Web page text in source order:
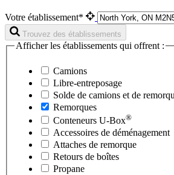
Votre établissement*
Trouvez des établissements
Afficher les établissements qui offrent :
Camions
Libre-entreposage
Solde de camions et de
Remorques
Conteneurs U-Box®
Accessoires de déménagement
Attaches de remorque
Retours de boîtes
Propane